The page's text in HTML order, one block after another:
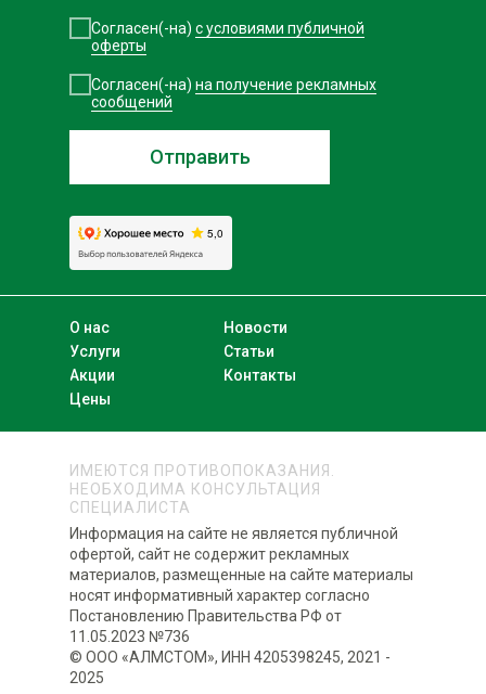
О нас
Услуги
Акции
Цены
Новости
Согласен(-на) с условиями публичной
оферты
Согласен(-на) на получение рекламных
сообщений
Отправить
Статьи
Контакты
ИМЕЮТСЯ ПРОТИВОПОКАЗАНИЯ.
НЕОБХОДИМА КОНСУЛЬТАЦИЯ
СПЕЦИАЛИСТА
Информация на сайте не является публичной
офертой, сайт не содержит рекламных
материалов, размещенные на сайте материалы
носят информативный характер согласно
Постановлению Правительства РФ от
11.05.2023 №736
© ООО «АЛМСТОМ», ИНН 4205398245, 2021 -
2025